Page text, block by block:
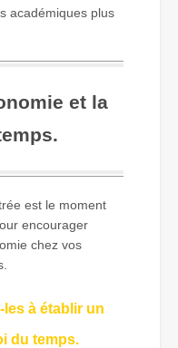
académiques plus
et la
est le moment
encourager
chez vos
les à établir un
du temps.